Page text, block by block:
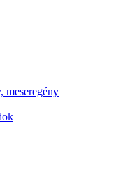
meseregény